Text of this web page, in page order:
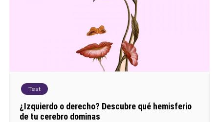
Test
¿Izquierdo o derecho? Descubre qué hemisferio
de tu cerebro dominas